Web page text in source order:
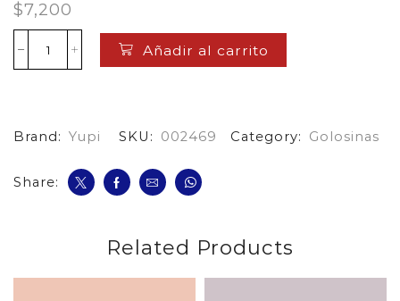
$7,200
Panelita
Copelia*6Un
Añadir al carrito
Brand: Yupi SKU: 002469 Category: Golosinas
Share:
Related Products